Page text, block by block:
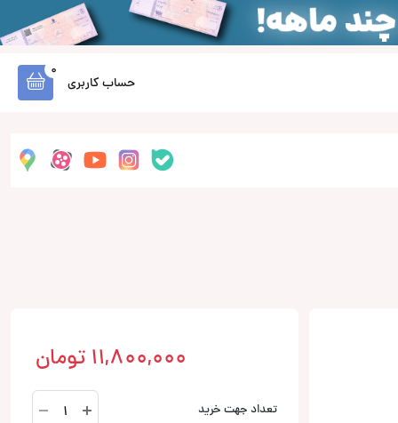
حساب کاربری
0
11,800,000 تومان
تعداد جهت خرید
BSA-